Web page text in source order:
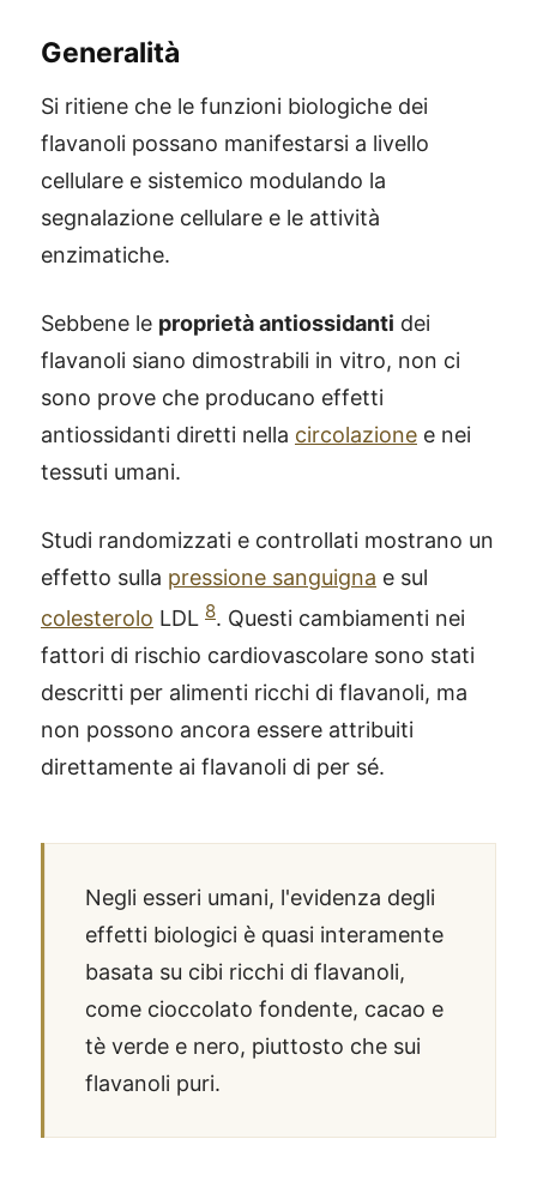
Generalità
Si ritiene che le funzioni biologiche dei
flavanoli possano manifestarsi a livello
cellulare e sistemico modulando la
segnalazione cellulare e le attività
enzimatiche.
Sebbene le proprietà antiossidanti dei
flavanoli siano dimostrabili in vitro, non ci
sono prove che producano effetti
antiossidanti diretti nella circolazione e nei
tessuti umani.
Studi randomizzati e controllati mostrano un
effetto sulla pressione sanguigna e sul
colesterolo LDL 8. Questi cambiamenti nei
fattori di rischio cardiovascolare sono stati
descritti per alimenti ricchi di flavanoli, ma
non possono ancora essere attribuiti
direttamente ai flavanoli di per sé.
Negli esseri umani, l'evidenza degli
effetti biologici è quasi interamente
basata su cibi ricchi di flavanoli,
come cioccolato fondente, cacao e
tè verde e nero, piuttosto che sui
flavanoli puri.